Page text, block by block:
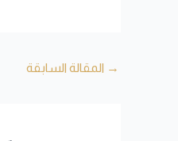
→ المقالة السابقة